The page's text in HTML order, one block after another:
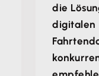
die
digitalen